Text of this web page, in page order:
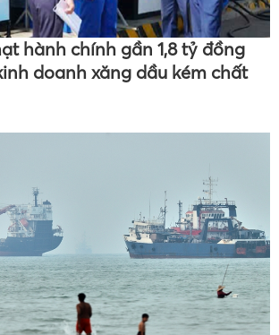
hành chính gần 1,8 tỷ đồng
doanh xăng dầu kém chất